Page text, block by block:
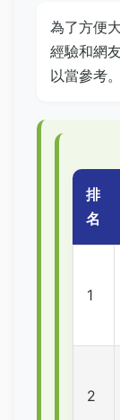
為了方便
經驗和網
以當參考。
排
名
1
2